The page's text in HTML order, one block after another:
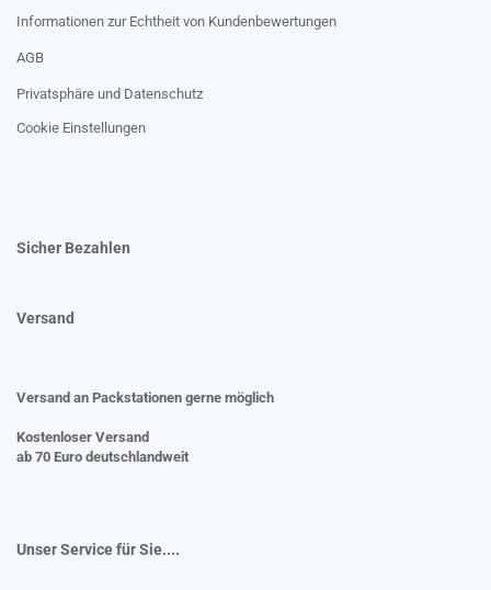
Informationen zur Echtheit von Kundenbewertungen
AGB
Privatsphäre und Datenschutz
Cookie Einstellungen
Sicher Bezahlen
Versand
Versand an Packstationen gerne möglich
Kostenloser Versand
ab 70 Euro deutschlandweit
Unser Service für Sie....